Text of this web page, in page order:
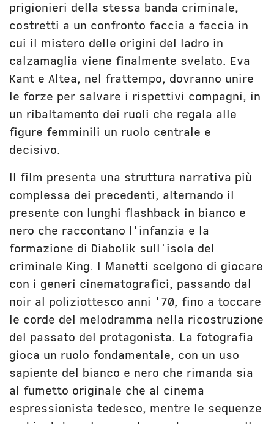
prigionieri della stessa banda criminale,
costretti a un confronto faccia a faccia in
cui il mistero delle origini del ladro in
calzamaglia viene finalmente svelato. Eva
Kant e Altea, nel frattempo, dovranno unire
le forze per salvare i rispettivi compagni, in
un ribaltamento dei ruoli che regala alle
figure femminili un ruolo centrale e
decisivo.
Il film presenta una struttura narrativa più
complessa dei precedenti, alternando il
presente con lunghi flashback in bianco e
nero che raccontano l'infanzia e la
formazione di Diabolik sull'isola del
criminale King. I Manetti scelgono di giocare
con i generi cinematografici, passando dal
noir al poliziottesco anni '70, fino a toccare
le corde del melodramma nella ricostruzione
del passato del protagonista. La fotografia
gioca un ruolo fondamentale, con un uso
sapiente del bianco e nero che rimanda sia
al fumetto originale che al cinema
espressionista tedesco, mentre le sequenze